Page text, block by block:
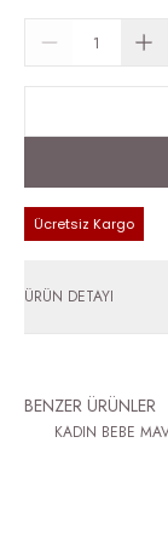
Ücretsiz Kargo
ÜRÜN DETAYI
BENZER ÜRÜNLER
KADIN BEBE